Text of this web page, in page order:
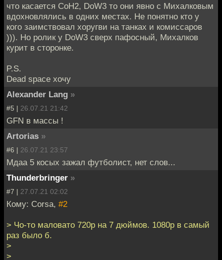
что касается CoH2, DoW3 то они явно с Михалковым
вдохновлялись в одних местах. Не понятно кто у
кого заимствовал хоругви на танках и комиссаров
))). Но ролик у DoW3 сверх пафосный, Михалков
курит в сторонке.
P.S.
Dead space хочу
Alexander Lang »
#5 | 26.07.21 21:42
GFN в массы !
Artorias »
#6 | 26.07.21 23:57
Мдаа 5 косых зажал футболист, нет слов...
Thunderbringer »
#7 | 27.07.21 02:02
Кому: Corsa, #2
> Чо-то маловато 720p на 7 дюймов. 1080p в самый
раз было б.
>
>